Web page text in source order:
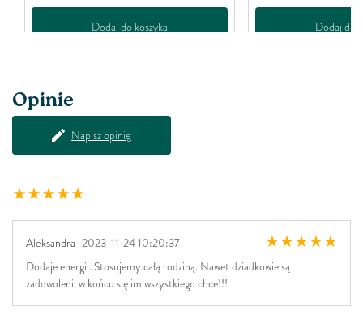
Dodaj do koszyka Dodaj do
Opinie
Napisz opinię
Aleksandra 2023-11-24 10:20:37
Dodaje energii. Stosujemy całą rodziną. Nawet dziadkowie są
zadowoleni, w końcu się im wszystkiego chce!!!